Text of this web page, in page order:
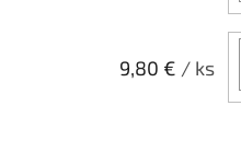
9,80 € / ks